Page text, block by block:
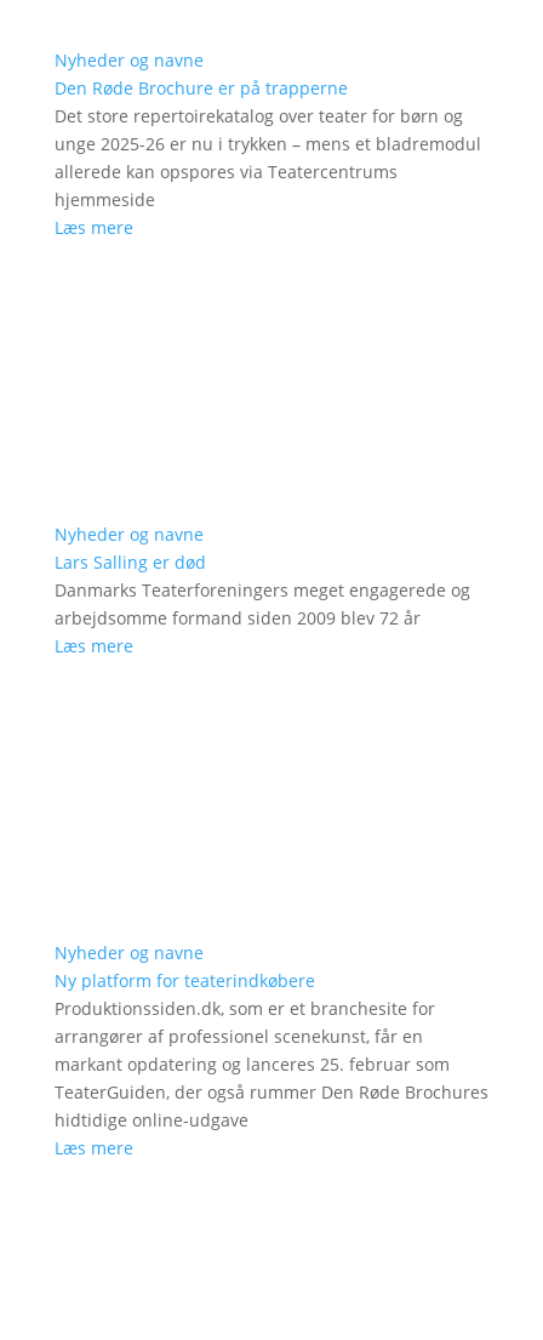
Nyheder og navne
Den Røde Brochure er på trapperne
Det store repertoirekatalog over teater for børn og
unge 2025-26 er nu i trykken – mens et bladremodul
allerede kan opspores via Teatercentrums
hjemmeside
Læs mere
Nyheder og navne
Lars Salling er død
Danmarks Teaterforeningers meget engagerede og
arbejdsomme formand siden 2009 blev 72 år
Læs mere
Nyheder og navne
Ny platform for teaterindkøbere
Produktionssiden.dk, som er et branchesite for
arrangører af professionel scenekunst, får en
markant opdatering og lanceres 25. februar som
TeaterGuiden, der også rummer Den Røde Brochures
hidtidige online-udgave
Læs mere